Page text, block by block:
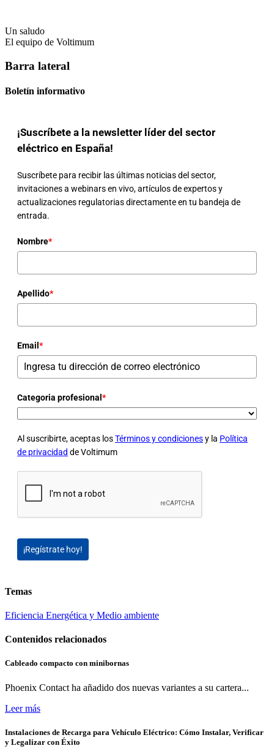
Un saludo
El equipo de Voltimum
Barra lateral
Boletín informativo
¡Suscríbete a la newsletter líder del sector
eléctrico en España!
Suscríbete para recibir las últimas noticias del sector,
invitaciones a webinars en vivo, artículos de expertos y
actualizaciones regulatorias directamente en tu bandeja de
entrada.
Nombre*
Apellido*
Email *
Categoria profesional *
Al suscribirte, aceptas losTérminos y condicionesy la Política
de privacidad de Voltimum
¡Regístrate hoy!
Temas
Eficiencia Energética y Medio ambiente
Contenidos relacionados
Cableado compacto con minibornas
Phoenix Contact ha añadido dos nuevas variantes a su cartera...
Leer más
Instalaciones de Recarga para Vehículo Eléctrico: Cómo Instalar, Verificar
y Legalizar con Éxito